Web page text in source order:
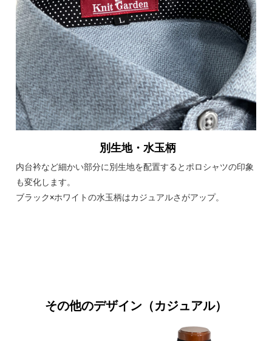
別生地・水玉柄
内台衿など細かい部分に別生地を配置するとポロシャツの印象
も変化します。
ブラック×ホワイトの水玉柄はカジュアルさがアップ。
その他のデザイン（カジュアル）